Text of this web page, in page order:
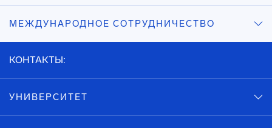
МЕЖДУНАРОДНОЕ СОТРУДНИЧЕСТВО
КОНТАКТЫ:
УНИВЕРСИТЕТ